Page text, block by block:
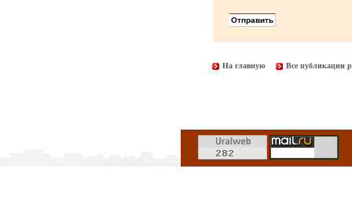
На главную Все публикации